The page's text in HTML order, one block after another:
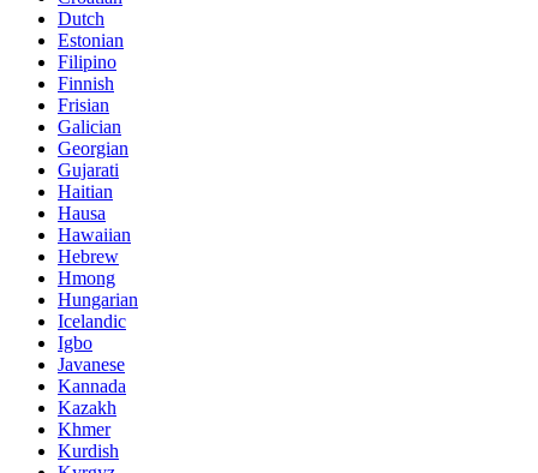
Dutch
Estonian
Filipino
Finnish
Frisian
Galician
Georgian
Gujarati
Haitian
Hausa
Hawaiian
Hebrew
Hmong
Hungarian
Icelandic
Igbo
Javanese
Kannada
Kazakh
Khmer
Kurdish